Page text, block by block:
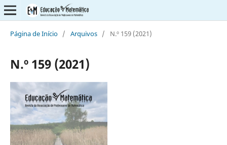
Página de Início / Arquivos / N.º 159 (2021)
N.º 159 (2021)